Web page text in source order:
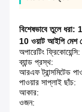
বিশেষভাবে তুলে ধরা:
10 ওয়াট আইপি মেশ
অপারেটিং ফ্রিকোয়েন্সি:
ব্যান্ড প্রস্থ:
আরএফ ট্রান্সমিটেড
পাওয়ার সাপ্লাই ছাঁচ:
আকার:
ওজন: